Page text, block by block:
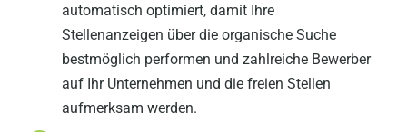
automatisch optimiert, damit Ihre
Stellenanzeigen über die organische Suche
bestmöglich performen und zahlreiche Bewerber
auf Ihr Unternehmen und die freien Stellen
aufmerksam werden.